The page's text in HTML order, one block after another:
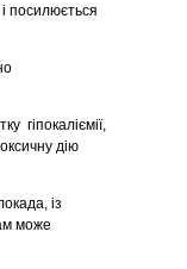
посилюється
гіпокаліємії,
дію
із
може